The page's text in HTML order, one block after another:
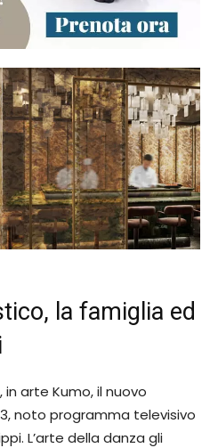
la famiglia ed
in arte Kumo, il nuovo
noto programma televisivo
L’arte della danza gli